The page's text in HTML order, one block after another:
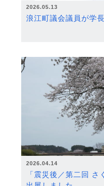
2026.05.13
浪江町議会議員が学
2026.04.14
「震災後／第二回 さ